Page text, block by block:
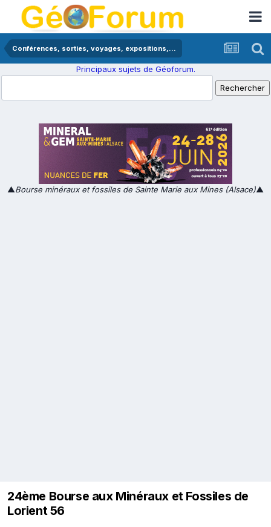
Conférences, sorties, voyages, expositions,...
Principaux sujets de Géoforum.
▲Bourse minéraux et fossiles de Sainte Marie aux Mines (Alsace)▲
24ème Bourse aux Minéraux et Fossiles de
Lorient 56